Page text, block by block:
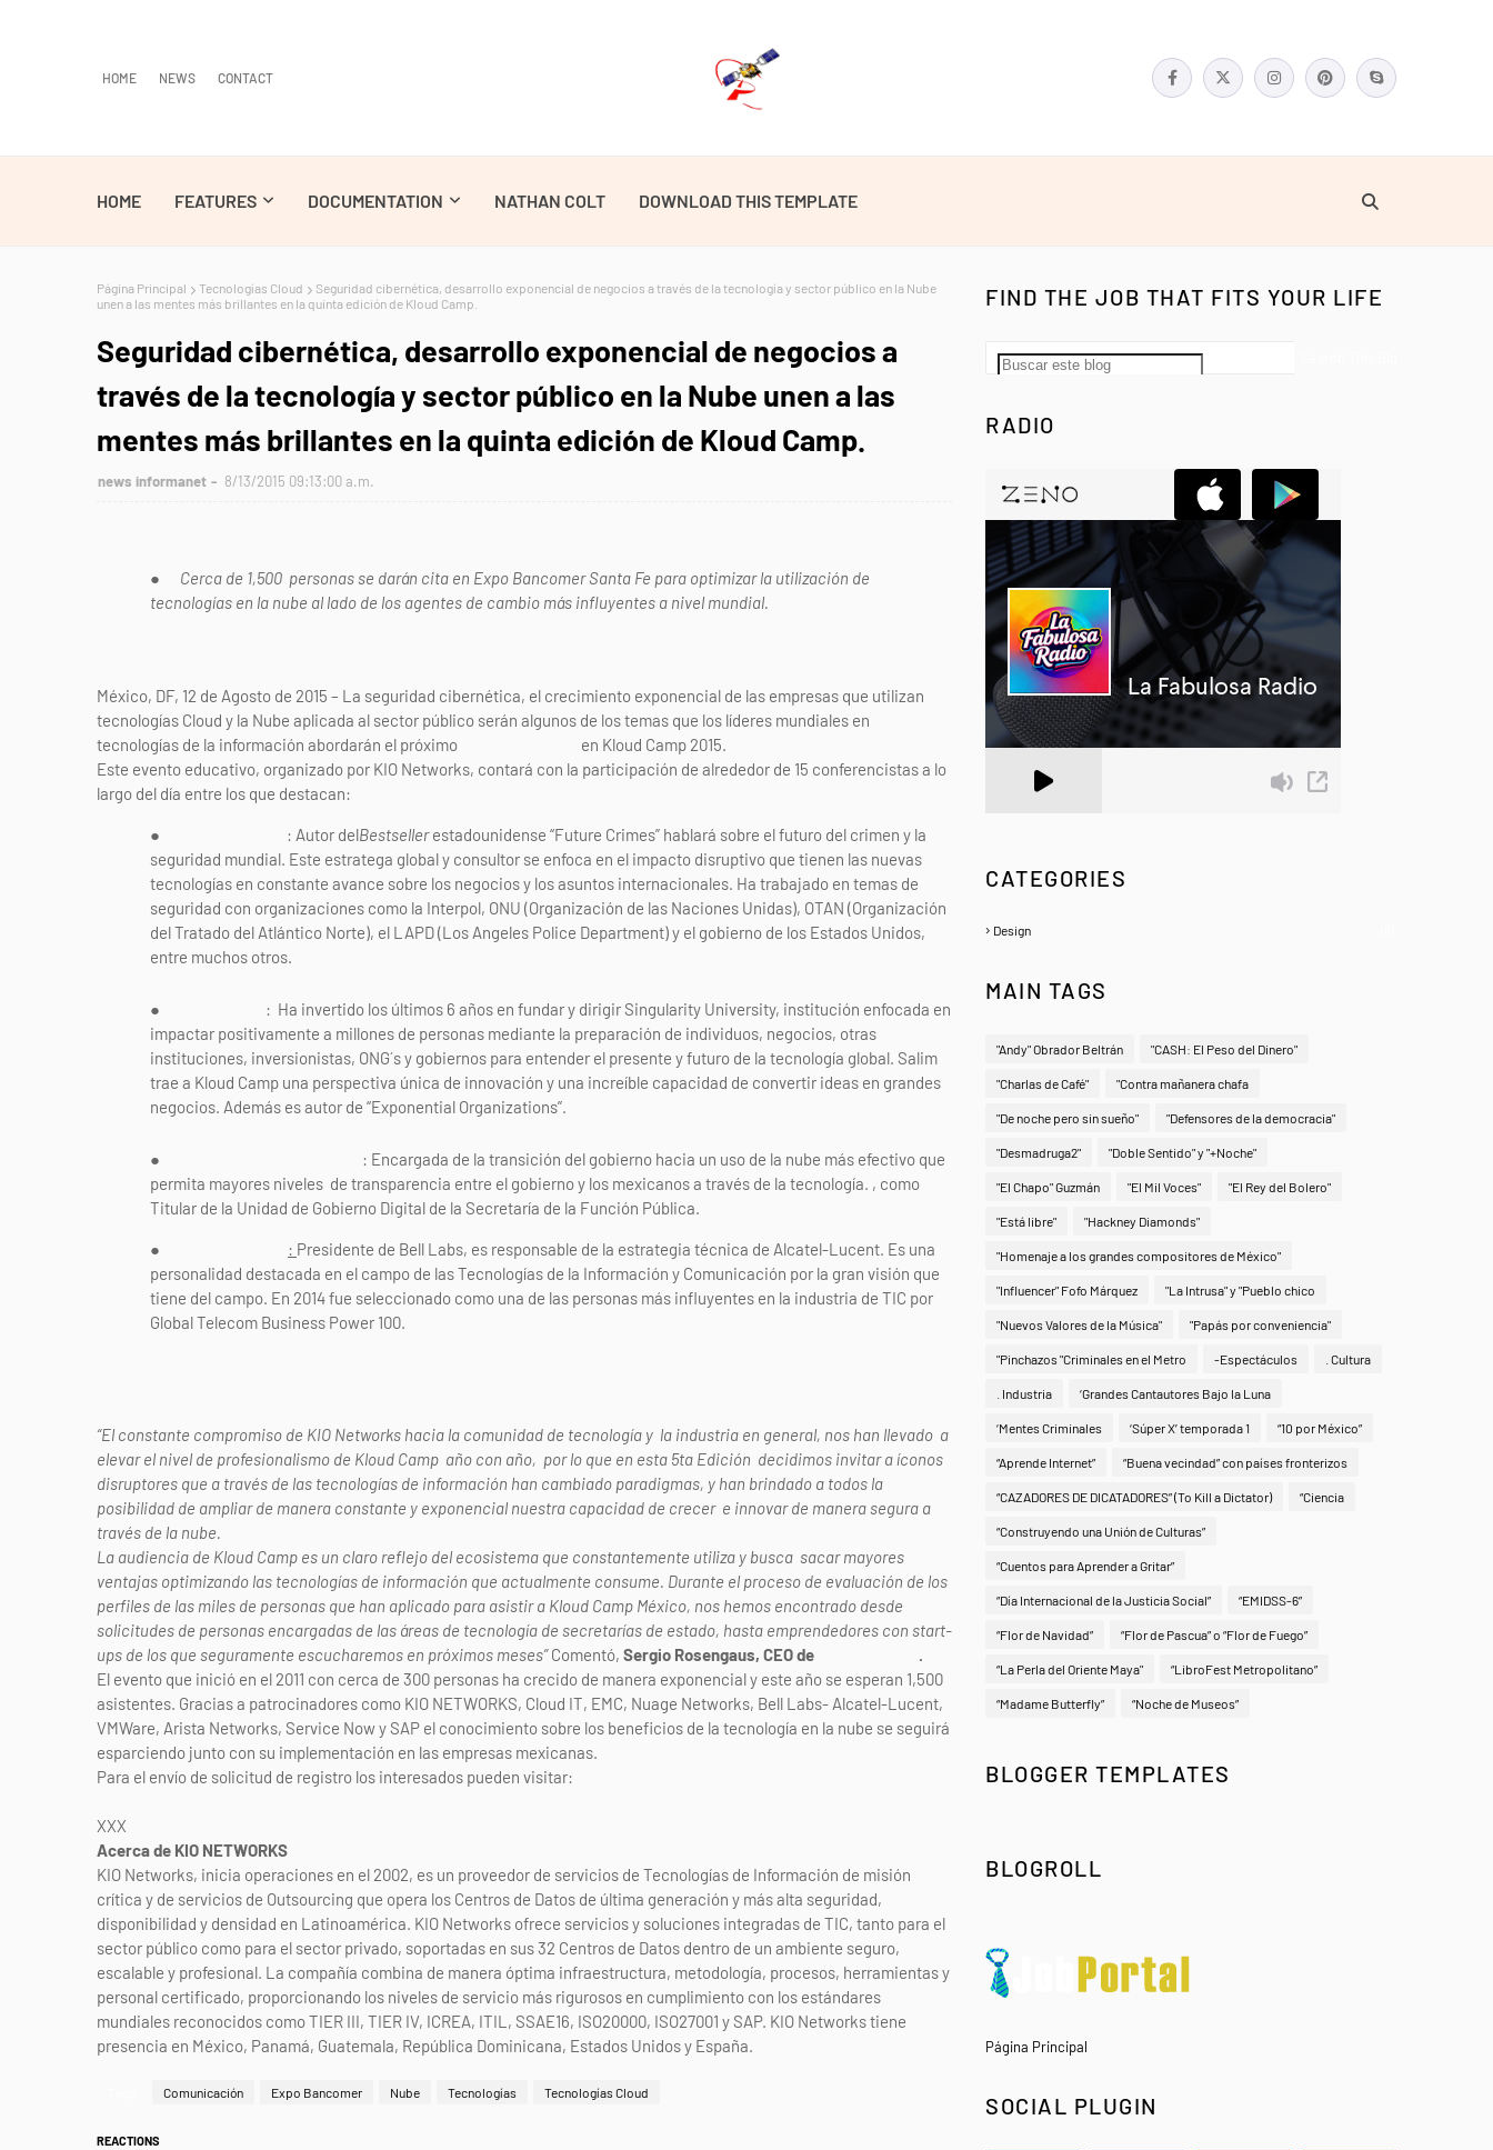
HOME NEWS CONTACT
HOME FEATURES DOCUMENTATION NATHAN COLT DOWNLOAD THIS TEMPLATE
Página Principal Tecnologías Cloud
Seguridad cibernética, desarrollo exponencial de negocios a través de la tecnología y sector público en la Nube
unen a las mentes más brillantes en la quinta edición de Kloud Camp.
Seguridad cibernética, desarrollo exponencial de negocios a
través de la tecnología y sector público en la Nube unen a las
mentes más brillantes en la quinta edición de Kloud Camp.
news informanet 8/13/2015 09:13:00 a.m.
● Cerca de 1,500 personas se darán cita en Expo Bancomer Santa Fe para optimizar la utilización de
tecnologías en la nube al lado de los agentes de cambio más influyentes a nivel mundial.
México, DF, 12 de Agosto de 2015 – La seguridad cibernética, el crecimiento exponencial de las empresas que utilizan
tecnologías Cloud y la Nube aplicada al sector público serán algunos de los temas que los líderes mundiales en
tecnologías de la información abordarán el próximo
en Kloud Camp 2015.
Este evento educativo, organizado por KIO Networks, contará con la participación de alrededor de 15 conferencistas a lo
largo del día entre los que destacan:
● : Autor delBestsellerestadounidense “Future Crimes” hablará sobre el futuro del crimen y la
seguridad mundial. Este estratega global y consultor se enfoca en el impacto disruptivo que tienen las nuevas
tecnologías en constante avance sobre los negocios y los asuntos internacionales. Ha trabajado en temas de
seguridad con organizaciones como la Interpol, ONU (Organización de las Naciones Unidas), OTAN (Organización
del Tratado del Atlántico Norte), el LAPD (Los Angeles Police Department) y el gobierno de los Estados Unidos,
entre muchos otros.
●
: Ha invertido los últimos 6 años en fundar y dirigir Singularity University, institución enfocada en
impactar positivamente a millones de personas mediante la preparación de individuos, negocios, otras
instituciones, inversionistas, ONG´s y gobiernos para entender el presente y futuro de la tecnología global. Salim
trae a Kloud Camp una perspectiva única de innovación y una increíble capacidad de convertir ideas en grandes
negocios. Además es autor de “Exponential Organizations”.
●
: Encargada de la transición del gobierno hacia un uso de la nube más efectivo que
permita mayores niveles de transparencia entre el gobierno y los mexicanos a través de la tecnología. , como
Titular de la Unidad de Gobierno Digital de la Secretaría de la Función Pública.
● : Presidente de Bell Labs, es responsable de la estrategia técnica de Alcatel-Lucent. Es una
personalidad destacada en el campo de las Tecnologías de la Información y Comunicación por la gran visión que
tiene del campo. En 2014 fue seleccionado como una de las personas más influyentes en la industria de TIC por
Global Telecom Business Power 100.
“El constante compromiso de KIO Networks hacia la comunidad de tecnología y la industria en general, nos han llevado a
elevar el nivel de profesionalismo de Kloud Camp año con año, por lo que en esta 5ta Edición decidimos invitar a íconos
disruptores que a través de las tecnologías de información han cambiado paradigmas, y han brindado a todos la
posibilidad de ampliar de manera constante y exponencial nuestra capacidad de crecer e innovar de manera segura a
través de la nube.
La audiencia de Kloud Camp es un claro reflejo del ecosistema que constantemente utiliza y busca sacar mayores
ventajas optimizando las tecnologías de información que actualmente consume. Durante el proceso de evaluación de los
perfiles de las miles de personas que han aplicado para asistir a Kloud Camp México, nos hemos encontrado desde
solicitudes de personas encargadas de las áreas de tecnología de secretarías de estado, hasta emprendedores con start-
ups de los que seguramente escucharemos en próximos meses”Comentó, Sergio Rosengaus, CEO de
.
El evento que inició en el 2011 con cerca de 300 personas ha crecido de manera exponencial y este año se esperan 1,500
asistentes. Gracias a patrocinadores como KIO NETWORKS, Cloud IT, EMC, Nuage Networks, Bell Labs- Alcatel-Lucent,
VMWare, Arista Networks, Service Now y SAP el conocimiento sobre los beneficios de la tecnología en la nube se seguirá
esparciendo junto con su implementación en las empresas mexicanas.
Para el envío de solicitud de registro los interesados pueden visitar:
XXX
Acerca de KIO NETWORKS
KIO Networks, inicia operaciones en el 2002, es un proveedor de servicios de Tecnologías de Información de misión
crítica y de servicios de Outsourcing que opera los Centros de Datos de última generación y más alta seguridad,
disponibilidad y densidad en Latinoamérica. KIO Networks ofrece servicios y soluciones integradas de TIC, tanto para el
sector público como para el sector privado, soportadas en sus 32 Centros de Datos dentro de un ambiente seguro,
escalable y profesional. La compañía combina de manera óptima infraestructura, metodología, procesos, herramientas y
personal certificado, proporcionando los niveles de servicio más rigurosos en cumplimiento con los estándares
mundiales reconocidos como TIER III, TIER IV, ICREA, ITIL, SSAE16, ISO20000, ISO27001 y SAP. KIO Networks tiene
presencia en México, Panamá, Guatemala, República Dominicana, Estados Unidos y España.
Comunicación Expo Bancomer Nube Tecnologías Tecnologías Cloud
REACTIONS
FIND THE JOB THAT FITS YOUR LIFE
RADIO
CATEGORIES
Design
MAIN TAGS
"Andy" Obrador Beltrán "CASH: El Peso del Dinero"
"Charlas de Café" "Contra mañanera chafa
"De noche pero sin sueño" "Defensores de la democracia"
"Desmadruga2" "Doble Sentido" y "+Noche"
"El Chapo" Guzmán "El Mil Voces" "El Rey del Bolero"
"Está libre" "Hackney Diamonds"
"Homenaje a los grandes compositores de México"
"Influencer" Fofo Márquez "La Intrusa" y "Pueblo chico
"Nuevos Valores de la Música" "Papás por conveniencia"
"Pinchazos "Criminales en el Metro -Espectáculos . Cultura
. Industria ‘Grandes Cantautores Bajo la Luna
‘Mentes Criminales ‘Súper X’ temporada 1 “10 por México”
“Aprende Internet” “Buena vecindad” con países fronterizos
“CAZADORES DE DICATADORES” (To Kill a Dictator) “Ciencia
“Construyendo una Unión de Culturas”
“Cuentos para Aprender a Gritar”
“Día Internacional de la Justicia Social” “EMIDSS-6”
“Flor de Navidad” “Flor de Pascua” o “Flor de Fuego”
“La Perla del Oriente Maya" “LibroFest Metropolitano”
“Madame Butterfly” “Noche de Museos”
BLOGGER TEMPLATES
BLOGROLL
Página Principal
SOCIAL PLUGIN